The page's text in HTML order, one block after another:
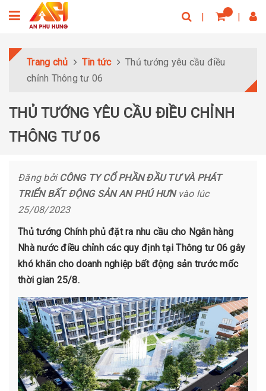
Trang chủ Tin tức
Thủ tướng yêu cầu điều
chỉnh Thông tư 06
THỦ TƯỚNG YÊU CẦU ĐIỀU CHỈNH
THÔNG TƯ 06
Đăng bởi CÔNG TY CỔ PHẦN ĐẦU TƯ VÀ PHÁT
TRIỂN BẤT ĐỘNG SẢN AN PHÚ HƯNvào lúc
25/08/2023
Thủ tướng Chính phủ đặt ra nhu cầu cho Ngân hàng
Nhà nước điều chỉnh các quy định tại Thông tư 06 gây
khó khăn cho doanh nghiệp bất động sản trước mốc
thời gian 25/8.